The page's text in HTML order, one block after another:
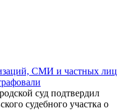
СМИ и частных лиц
суд подтвердил
судебного участка о